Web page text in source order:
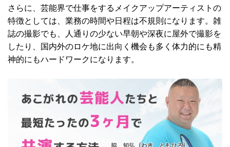
さらに、芸能界で仕事をするメイクアップアーティストの
特徴としては、業務の時間や日程は不規則になります。雑
誌の撮影でも、人通りの少ない早朝や深夜に屋外で撮影を
したり、国内外のロケ地に出向く機会も多く体力的にも精
神的にもハードワークになります。